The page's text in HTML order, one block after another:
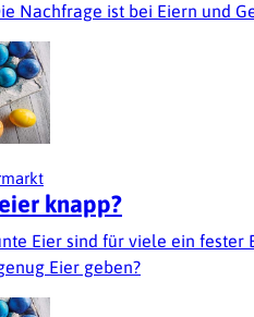
Nachfrage ist bei Eiern und
knapp?
Eier sind für viele ein
Eier geben?